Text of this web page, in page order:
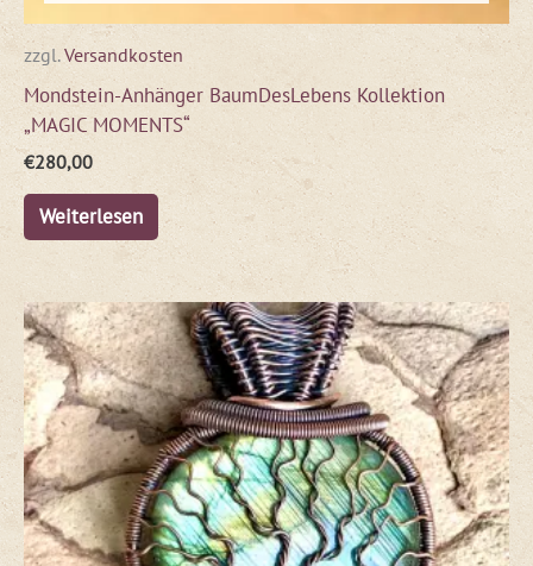
zzgl.Versandkosten
Mondstein-Anhänger BaumDesLebens Kollektion
„MAGIC MOMENTS“
€280,00
Weiterlesen